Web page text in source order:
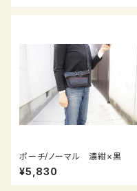
ポーチ/ノーマル 濃紺×黒
¥5,830